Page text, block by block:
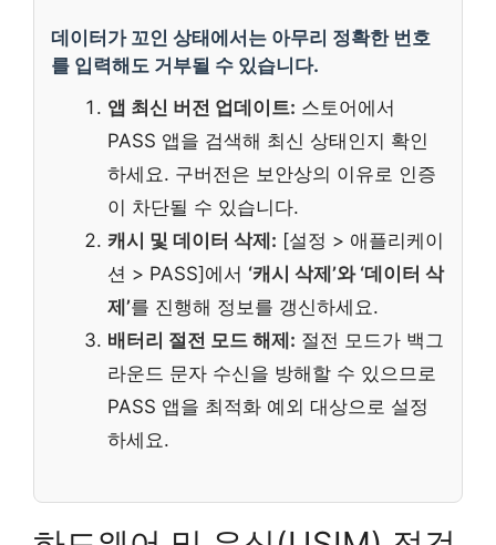
데이터가 꼬인 상태에서는 아무리 정확한 번호
를 입력해도 거부될 수 있습니다.
앱 최신 버전 업데이트: 스토어에서
PASS 앱을 검색해 최신 상태인지 확인
하세요. 구버전은 보안상의 이유로 인증
이 차단될 수 있습니다.
캐시 및 데이터 삭제: [설정 > 애플리케이
션 > PASS]에서 ‘캐시 삭제’와 ‘데이터 삭
제’를 진행해 정보를 갱신하세요.
배터리 절전 모드 해제: 절전 모드가 백그
라운드 문자 수신을 방해할 수 있으므로
PASS 앱을 최적화 예외 대상으로 설정
하세요.